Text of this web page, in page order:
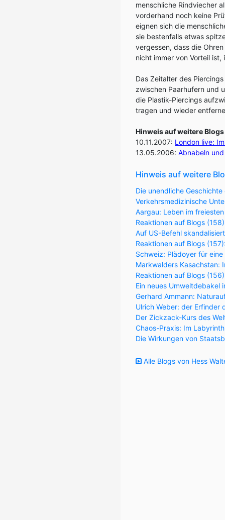
menschliche Rindviecher
vorderhand noch keine
eignen sich die
sie bestenfalls etwas
vergessen, dass die
nicht immer von Vorteil
Das Zeitalter des
zwischen Paarhufern und
die Plastik-Piercings
tragen und wieder
Hinweis auf weitere
10.11.2007: London live:
13.05.2006: Abnabeln
Hinweis auf weitere
Die unendliche
Verkehrsmedizinische
Aargau: Leben im
Reaktionen auf Blogs
Auf US-Befehl
Reaktionen auf Blogs
Schweiz: Plädoyer für
Markwalders Kasachstan:
Reaktionen auf Blogs
Ein neues Umweltdebakel
Gerhard Ammann:
Ulrich Weber: der Erfinder
Der Zickzack-Kurs des
Chaos-Praxis: Im
Die Wirkungen von
Alle Blogs von Hess